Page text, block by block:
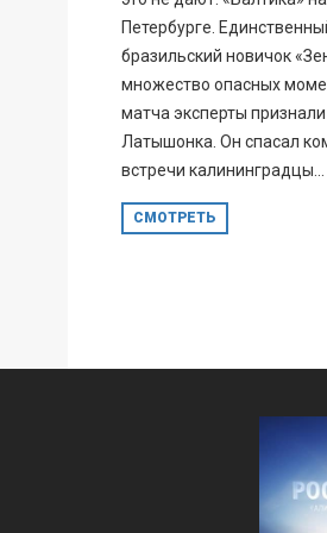
Петербурге.
бразильский новичок
множество опасных
матча эксперты
Латышонка. Он спасал
встречи калининградцы...
СМОТРЕТЬ